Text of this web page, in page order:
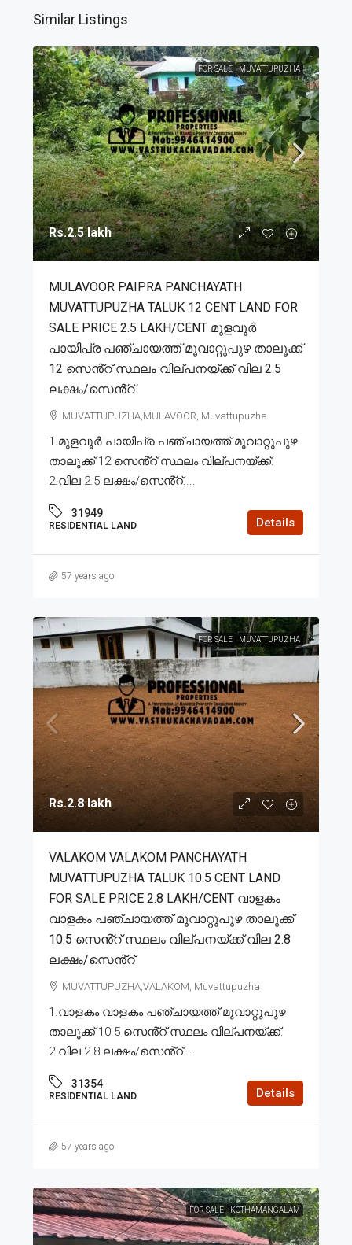
Similar Listings
FOR SALE MUVATTUPUZHA
Rs.2.5 lakh
MULAVOOR PAIPRA PANCHAYATH
MUVATTUPUZHA TALUK 12 CENT LAND FOR
SALE PRICE 2.5 LAKH/CENT മുളവൂർ
പായിപ്ര പഞ്ചായത്ത് മൂവാറ്റുപുഴ താലൂക്ക്
12 സെൻ്റ് സ്ഥലം വില്പനയ്ക്ക് വില 2.5
ലക്ഷം/സെൻ്റ്
MUVATTUPUZHA,MULAVOOR, Muvattupuzha
1.മുളവൂർ പായിപ്ര പഞ്ചായത്ത് മൂവാറ്റുപുഴ
താലൂക്ക് 12 സെൻ്റ് സ്ഥലം വില്പനയ്ക്ക്.
2.വില 2.5 ലക്ഷം/സെൻ്റ്....
31949
RESIDENTIAL LAND Details
57 years ago
FOR SALE MUVATTUPUZHA
Rs.2.8 lakh
VALAKOM VALAKOM PANCHAYATH
MUVATTUPUZHA TALUK 10.5 CENT LAND
FOR SALE PRICE 2.8 LAKH/CENT വാളകം
വാളകം പഞ്ചായത്ത് മൂവാറ്റുപുഴ താലൂക്ക്
10.5 സെൻ്റ് സ്ഥലം വില്പനയ്ക്ക് വില 2.8
ലക്ഷം/സെൻ്റ്
MUVATTUPUZHA,VALAKOM, Muvattupuzha
1.വാളകം വാളകം പഞ്ചായത്ത് മൂവാറ്റുപുഴ
താലൂക്ക് 10.5 സെൻ്റ് സ്ഥലം വില്പനയ്ക്ക്.
2.വില 2.8 ലക്ഷം/സെൻ്റ്....
31354
RESIDENTIAL LAND Details
57 years ago
FOR SALE KOTHAMANGALAM